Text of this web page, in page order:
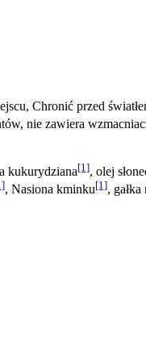
Chronić przed
nie zawiera
kukurydziana[1], olej
, Nasiona kminku[1], gałka